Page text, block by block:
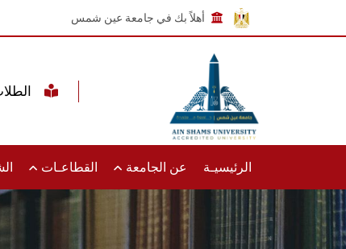
أهلاً بك في جامعة عين شمس
الرئيسيـة عن الجامعة القطاعـات